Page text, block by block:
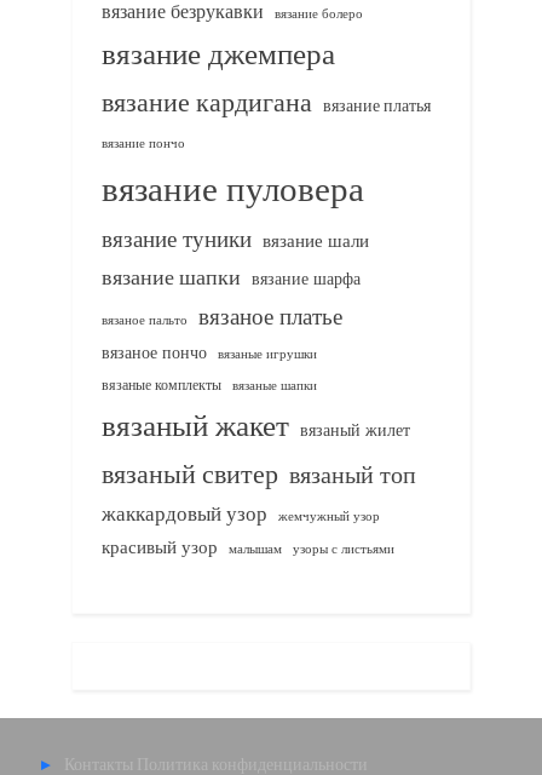
вязание безрукавки вязание болеро
вязание джемпера
вязание кардигана вязание платья
вязание пончо
вязание пуловера
вязание туники вязание шали
вязание шапки вязание шарфа
вязаное пальто вязаное платье
вязаное пончо вязаные игрушки
вязаные комплекты
вязаные шапки
вязаный жакет вязаный жилет
вязаный свитер вязаный топ
жаккардовый узор жемчужный узор
красивый узор малышам узоры с листьями
Контакты Политика конфиденциальности